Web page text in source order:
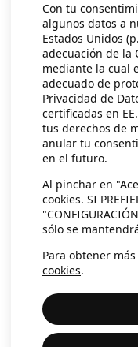
Con tu
algunos datos a
Estados Unidos
adecuación de la
mediante la cual
adecuado de
Privacidad de
certificadas en
tus derechos de
anular tu
en el futuro.
Al pinchar en
cookies. SI
sólo se
Para obtener
cookies.